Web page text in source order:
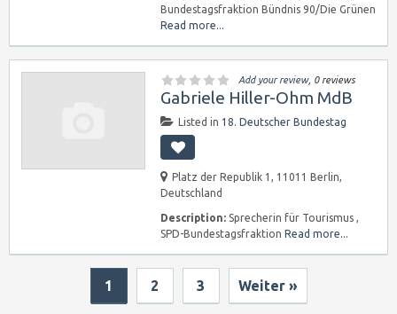
Bundestagsfraktion Bündnis 90/Die Grünen
Read more...
Add your review, 0 reviews
Gabriele Hiller-Ohm MdB
Listed in 18. Deutscher Bundestag
Platz der Republik 1, 11011 Berlin,
Deutschland
Description: Sprecherin für Tourismus ,
SPD-Bundestagsfraktion Read more...
1 2 3 Weiter »